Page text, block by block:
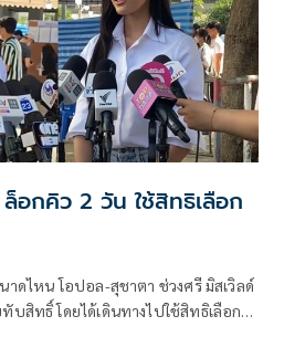
าดไหน โอปอล-สุชาตา ช่วงศรี มิสเวิลด์